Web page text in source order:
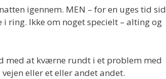
igennem. MEN – for en uges tid
ring. Ikke om noget specielt – alting og
med at kværne rundt i et problem med
eller et eller andet andet.